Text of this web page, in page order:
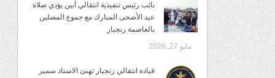
نائب رئيس تنفيذية انتقالي أبين يؤدي صلاة
عيد الأضحى المبارك مع جموع المصلين
بالعاصمة زنجبار
مايو 27, 2026
قيادة انتقالي زنجبار تهنئ الاستاذ سمير